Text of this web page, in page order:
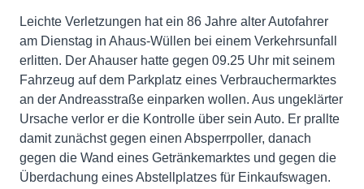
Leichte Verletzungen hat ein 86 Jahre alter Autofahrer
am Dienstag in Ahaus-Wüllen bei einem Verkehrsunfall
erlitten. Der Ahauser hatte gegen 09.25 Uhr mit seinem
Fahrzeug auf dem Parkplatz eines Verbrauchermarktes
an der Andreasstraße einparken wollen. Aus ungeklärter
Ursache verlor er die Kontrolle über sein Auto. Er prallte
damit zunächst gegen einen Absperrpoller, danach
gegen die Wand eines Getränkemarktes und gegen die
Überdachung eines Abstellplatzes für Einkaufswagen.